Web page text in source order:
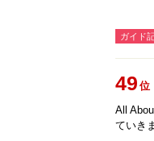
ガイド
49 位
All
ていき